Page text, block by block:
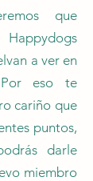
que
a ver en
eso te
cariño que
puntos,
darle
miembro